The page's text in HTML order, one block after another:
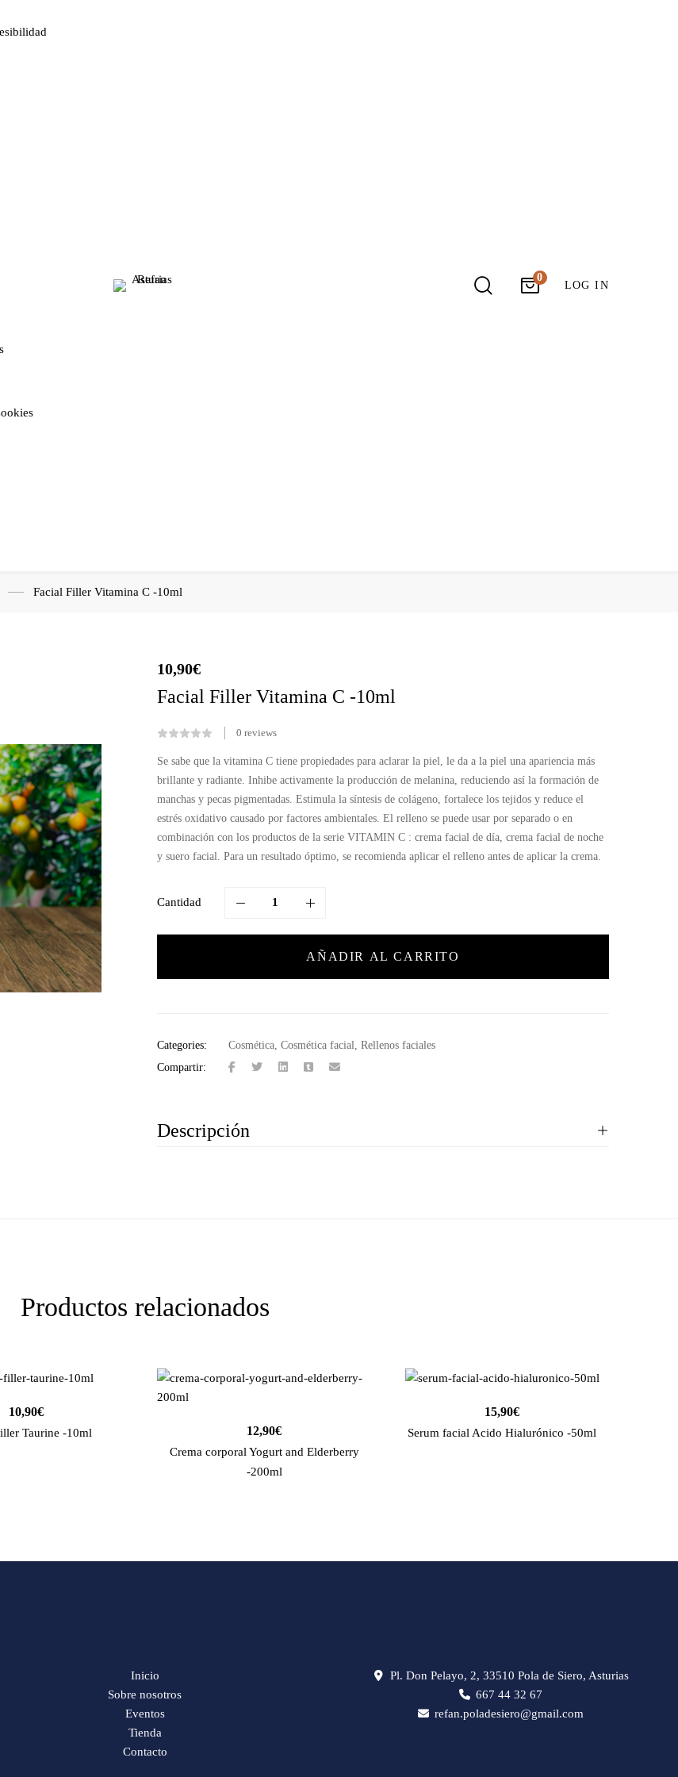
LOG IN
Facial Filler Vitamina C -10ml
10,90€
Facial Filler Vitamina C -10ml
0 reviews
Se sabe que la vitamina C tiene propiedades para aclarar la piel, le da a la piel una apariencia más
brillante y radiante. Inhibe activamente la producción de melanina, reduciendo así la formación de
manchas y pecas pigmentadas. Estimula la síntesis de colágeno, fortalece los tejidos y reduce el
estrés oxidativo causado por factores ambientales. El relleno se puede usar por separado o en
combinación con los productos de la serie VITAMIN C : crema facial de día, crema facial de noche
y suero facial. Para un resultado óptimo, se recomienda aplicar el relleno antes de aplicar la crema.
Cantidad
AÑADIR AL CARRITO
Categories: Cosmética Cosmética facial Rellenos faciales
Compartir:
Descripción
Productos relacionados
10,90€
Taurine -10ml 12,90€
Crema corporal Yogurt and Elderberry
-200ml
15,90€
Serum facial Acido Hialurónico -50ml
Inicio
Sobre nosotros
Eventos
Tienda
Contacto
Pl. Don Pelayo, 2, 33510 Pola de Siero, Asturias
667 44 32 67
refan.poladesiero@gmail.com